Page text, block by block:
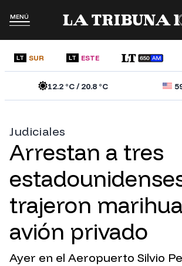
MENÚ
LT SUR LT ESTE
12.2°C /20.8°C
Judiciales
Arrestan a tres
trajeron
avión privado
Ayer en el Aeropuerto Silvio